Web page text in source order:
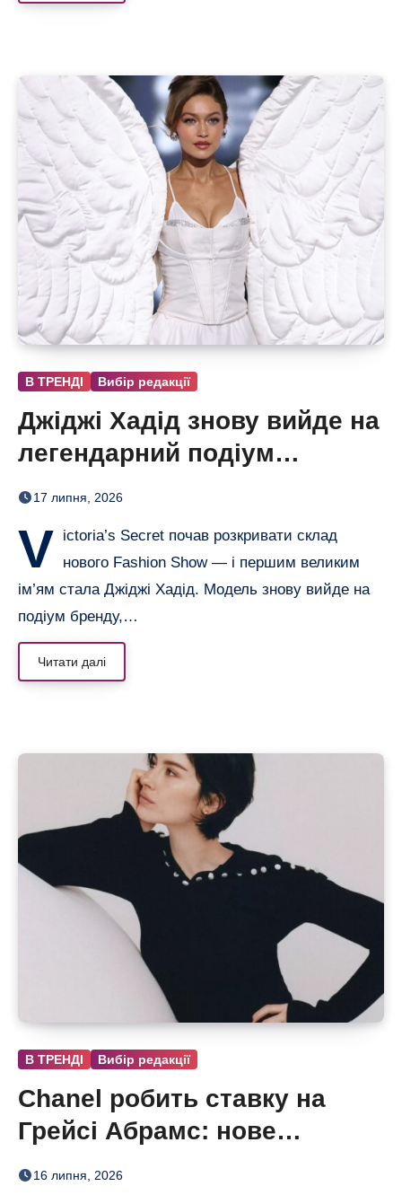
В ТРЕНДІ Вибір редакції
Джіджі Хадід знову вийде на
легендарний подіум
Victoria’s Secret
17 липня, 2026
V ictoria’s Secret почав розкривати склад
нового Fashion Show — і першим великим
ім’ям стала Джіджі Хадід. Модель знову вийде на
подіум бренду,…
Читати далі
В ТРЕНДІ Вибір редакції
Chanel робить ставку на
Грейсі Абрамс: нове
обличчя Coco Mademoiselle
16 липня, 2026